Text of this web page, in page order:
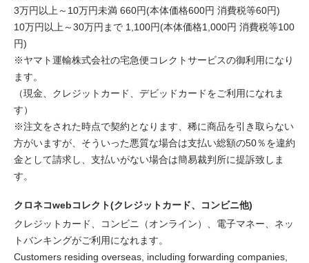
3万円以上～10万円未満 660円(本体価格600円 消費税等60円)
10万円以上～30万円まで 1,100円(本体価格1,000円 消費税等100
円)
※ヤマト運輸株式会社の宅急便コレクトサービスの御利用になり
ます。
（現金、クレジットカード、デビッドカードをご利用になれま
す）
※注文をされた時点で契約となります、稀に商品を引き取らない
方がいますが、そういった悪質な場合は支払い総額の50％を違約
金として請求し、支払いがない場合は簡易裁判所に提訴致しま
す。
クロネコwebコレクト(クレジットカード、コンビニ他)
クレジットカード、コンビニ（オンライン）、電子マネー、ネッ
トバンキングがご利用になれます。
Customers residing overseas, including forwarding companies,